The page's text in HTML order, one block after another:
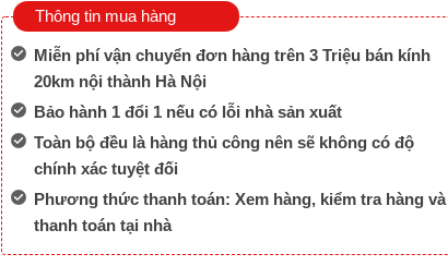
Thông tin mua hàng
Miễn phí vận chuyển đơn hàng trên 3 Triệu bán kính
20km nội thành Hà Nội
Bảo hành 1 đổi 1 nếu có lỗi nhà sản xuất
Toàn bộ đều là hàng thủ công nên sẽ không có độ
chính xác tuyệt đối
Phương thức thanh toán: Xem hàng, kiểm tra hàng và
thanh toán tại nhà